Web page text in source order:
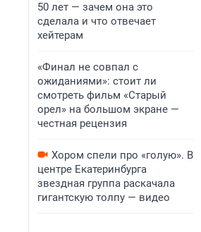
50 лет — зачем она это
сделала и что отвечает
хейтерам
«Финал не совпал с
ожиданиями»: стоит ли
смотреть фильм «Старый
орел» на большом экране —
честная рецензия
Хором спели про «голую». В
центре Екатеринбурга
звездная группа раскачала
гигантскую толпу — видео